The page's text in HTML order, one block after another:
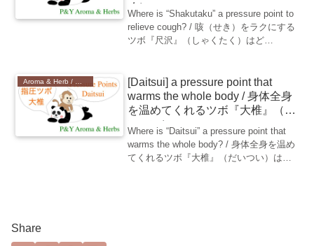
く）
Where is “Shakutaku” a pressure point to
relieve cough? / 咳（せき）をラクにする
ツボ『尺沢』（しゃくたく）はど
Aroma & Herb / アロマ & ハーブ
[Daitsui] a pressure point that
warms the whole body / 身体全身
を温めてくれるツボ『大椎』（だ
いつい）
Where is “Daitsui” a pressure point that
warms the whole body? / 身体全身を温め
てくれるツボ『大椎』（だいつい）はど
Share